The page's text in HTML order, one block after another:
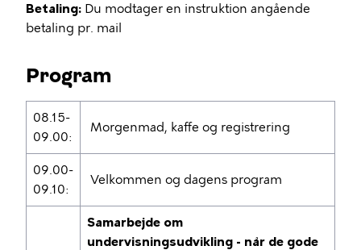
Betaling: Du modtager en instruktion angående
betaling pr. mail
Program
08.15-
09.00:
Morgenmad, kaffe og registrering
09.00-
09.10:
Velkommen og dagens program
Samarbejde om
undervisningsudvikling - når de gode